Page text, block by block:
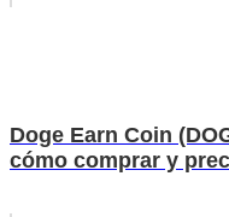
Doge Earn Coin
cómo comprar y